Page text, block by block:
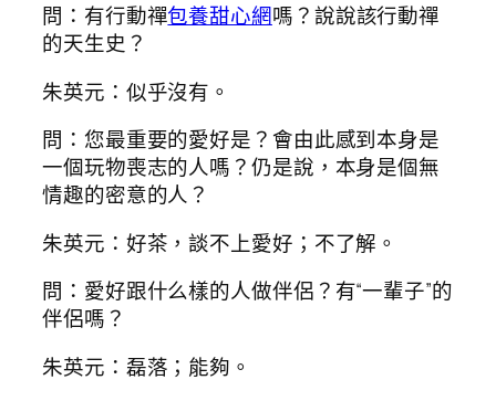
問：有行動禪包養甜心網嗎？說說該行動禪
的天生史？
朱英元：似乎沒有。
問：您最重要的愛好是？會由此感到本身是
一個玩物喪志的人嗎？仍是說，本身是個無
情趣的密意的人？
朱英元：好茶，談不上愛好；不了解。
問：愛好跟什么樣的人做伴侶？有“一輩子”的
伴侶嗎？
朱英元：磊落；能夠。